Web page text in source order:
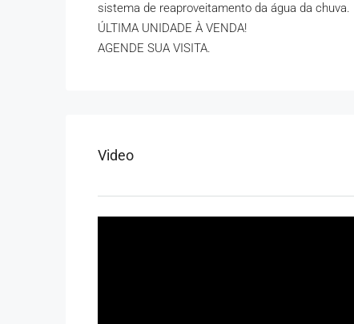
sistema de reaproveitamento da água da chuva.
ÚLTIMA UNIDADE À VENDA!
AGENDE SUA VISITA.
Video